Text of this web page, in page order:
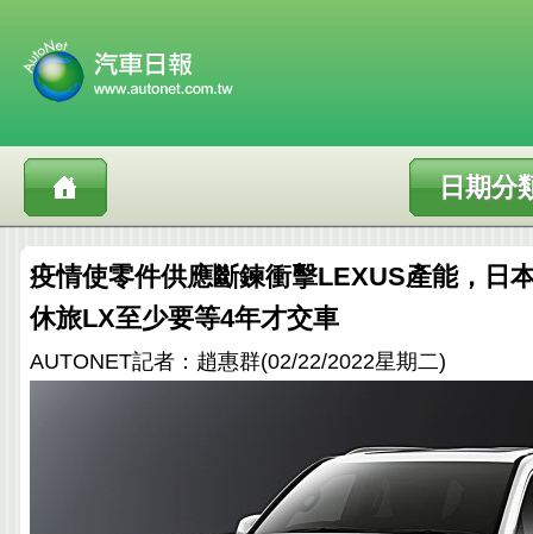
日期分
疫情使零件供應斷鍊衝擊LEXUS產能，日
休旅LX至少要等4年才交車
AUTONET記者：趙惠群(02/22/2022星期二)